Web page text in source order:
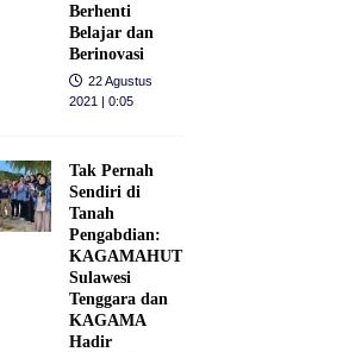
Berhenti
Belajar dan
Berinovasi
22 Agustus
2021 | 0:05
Tak Pernah
Sendiri di
Tanah
Pengabdian:
KAGAMAHUT
Sulawesi
Tenggara dan
KAGAMA
Hadir